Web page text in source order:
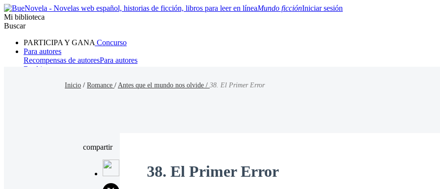
Mundo ficciónIniciar sesión
Mi biblioteca
Buscar
PARTICIPA Y GANA Concurso
Para autores
Recompensas de autoresPara autores
Ranking
Inicio / Romance / Antes que el mundo nos olvide / 38. El Primer Error
compartir
38. El Primer Error